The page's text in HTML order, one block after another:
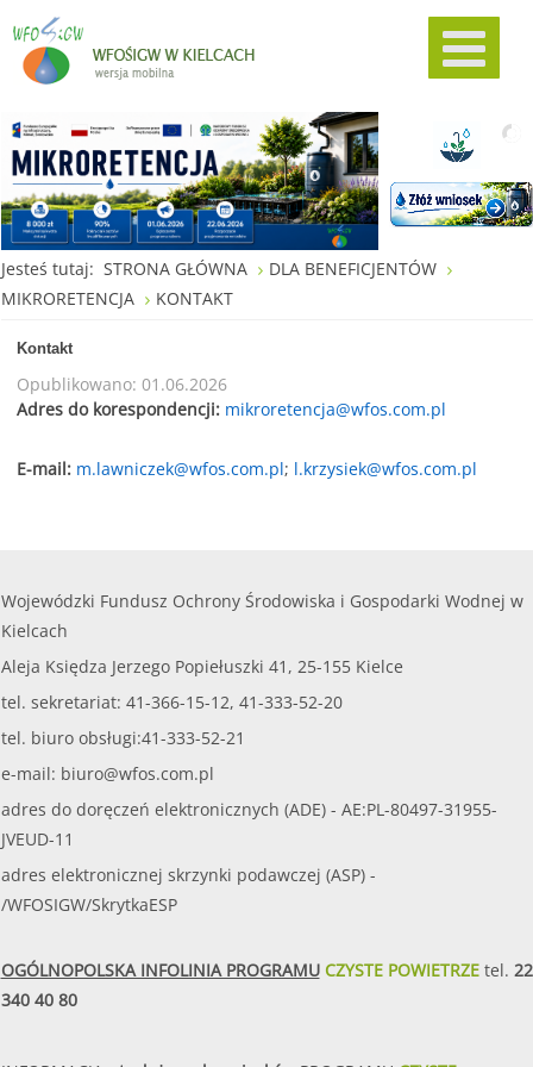
Jesteś tutaj: STRONA GŁÓWNA
DLA BENEFICJENTÓW
MIKRORETENCJA
KONTAKT
Kontakt
Opublikowano: 01.06.2026
Adres do korespondencji: mikroretencja@wfos.com.pl
E-mail: m.lawniczek@wfos.com.pl; l.krzysiek@wfos.com.pl
Wojewódzki Fundusz Ochrony Środowiska i Gospodarki Wodnej w
Kielcach
Aleja Księdza Jerzego Popiełuszki 41, 25-155 Kielce
tel. sekretariat: 41-366-15-12, 41-333-52-20
tel. biuro obsługi:41-333-52-21
e-mail: biuro@wfos.com.pl
adres do doręczeń elektronicznych (ADE) - AE:PL-80497-31955-
JVEUD-11
adres elektronicznej skrzynki podawczej (ASP) -
/WFOSIGW/SkrytkaESP
OGÓLNOPOLSKA INFOLINIA PROGRAMUCZYSTE POWIETRZEtel. 22
340 40 80